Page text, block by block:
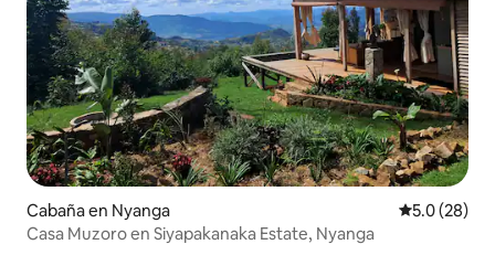
Cabaña en Nyanga Calificación
5.0 (28)
Casa Muzoro en Siyapakanaka Estate, Nyanga